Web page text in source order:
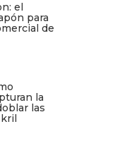
el
para
de
la
las